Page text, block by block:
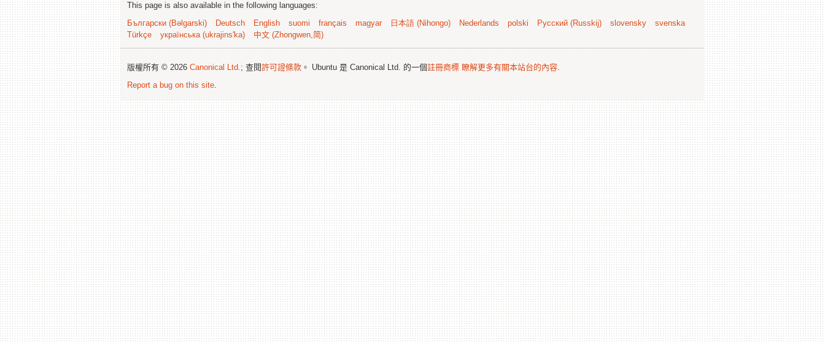
This page is also available in the following languages:
Български (Bəlgarski)
Deutsch English suomi français magyar 日本語 (Nihongo) Nederlands polski Русский (Russkij) slovensky
svenska
Türkçe
українська (ukrajins'ka) 中文 (Zhongwen,简)
版權所有 © 2026 Canonical Ltd.; 查閱許可證條款 。 Ubuntu 是 Canonical Ltd. 的一個註冊商標 瞭解更多有關本站台的內容.
Report a bug on this site.